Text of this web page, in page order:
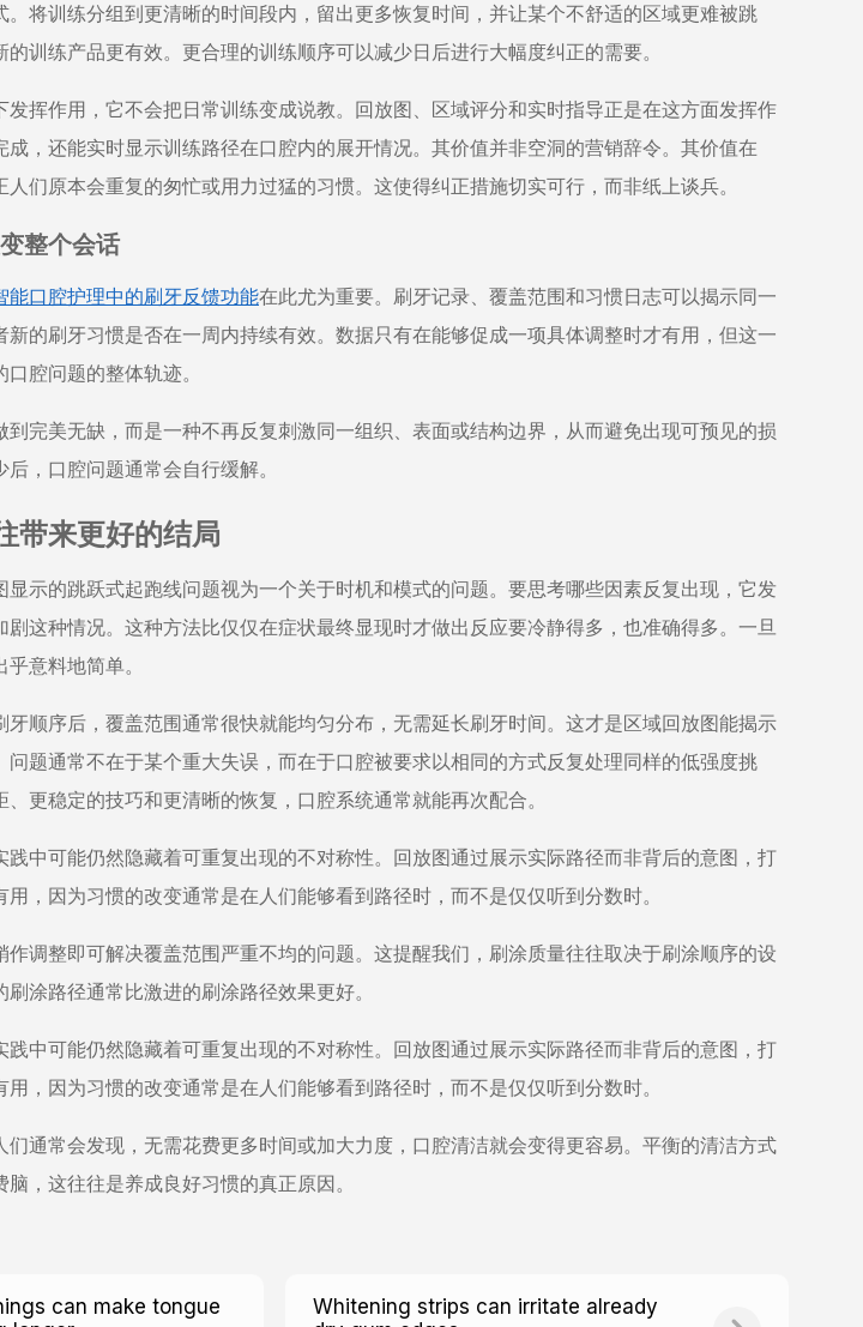
。将训练分组到更清晰的时间段内，留出更多恢复时间，并让某个不舒适的区域更难被跳
训练产品更有效。更合理的训练顺序可以减少日后进行大幅度纠正的需要。
发挥作用，它不会把日常训练变成说教。回放图、区域评分和实时指导正是在这方面发挥作
成，还能实时显示训练路径在口腔内的展开情况。其价值并非空洞的营销辞令。其价值在
们原本会重复的匆忙或用力过猛的习惯。这使得纠正措施切实可行，而非纸上谈兵。
整个会话
能口腔护理中的刷牙反馈功能在此尤为重要。刷牙记录、覆盖范围和习惯日志可以揭示同一
新的刷牙习惯是否在一周内持续有效。数据只有在能够促成一项具体调整时才有用，但这一
腔问题的整体轨迹。
到完美无缺，而是一种不再反复刺激同一组织、表面或结构边界，从而避免出现可预见的损
，口腔问题通常会自行缓解。
带来更好的结局
显示的跳跃式起跑线问题视为一个关于时机和模式的问题。要思考哪些因素反复出现，它发
这种情况。这种方法比仅仅在症状最终显现时才做出反应要冷静得多，也准确得多。一旦
意料地简单。
牙顺序后，覆盖范围通常很快就能均匀分布，无需延长刷牙时间。这才是区域回放图能揭示
问题通常不在于某个重大失误，而在于口腔被要求以相同的方式反复处理同样的低强度挑
更稳定的技巧和更清晰的恢复，口腔系统通常就能再次配合。
践中可能仍然隐藏着可重复出现的不对称性。回放图通过展示实际路径而非背后的意图，打
，因为习惯的改变通常是在人们能够看到路径时，而不是仅仅听到分数时。
作调整即可解决覆盖范围严重不均的问题。这提醒我们，刷涂质量往往取决于刷涂顺序的设
涂路径通常比激进的刷涂路径效果更好。
践中可能仍然隐藏着可重复出现的不对称性。回放图通过展示实际路径而非背后的意图，打
，因为习惯的改变通常是在人们能够看到路径时，而不是仅仅听到分数时。
们通常会发现，无需花费更多时间或加大力度，口腔清洁就会变得更容易。平衡的清洁方式
，这往往是养成良好习惯的真正原因。
can make tongue
Whitening strips can irritate already